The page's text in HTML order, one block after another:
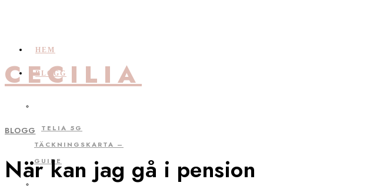
HEM
BLOGG
TELIA 5G
TÄCKNINGSKARTA –
GUIDE
CECILIA
BLOGG
När kan jag gå i pension